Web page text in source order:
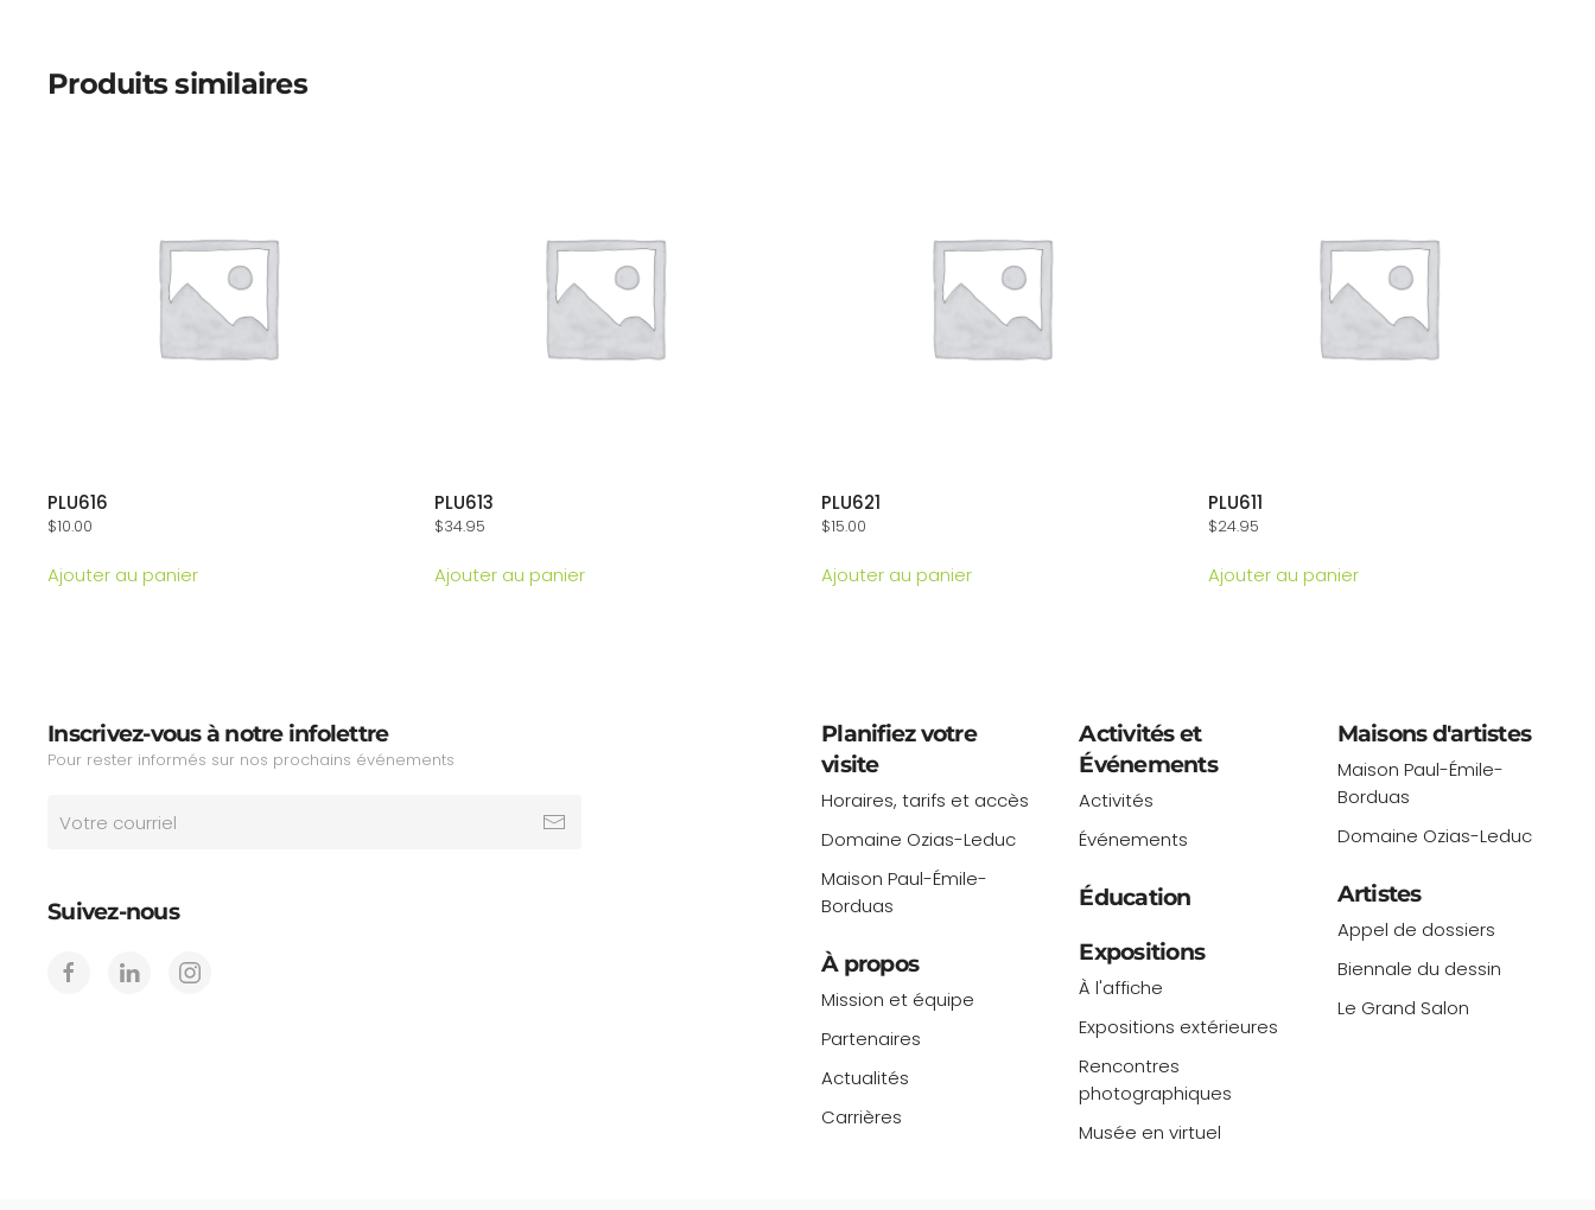
Produits similaires
PLU616
$10.00
Ajouter au panier
PLU613
$34.95
Ajouter au panier
PLU621
$15.00
Ajouter au panier
PLU611
$24.95
Ajouter au panier
Inscrivez-vous à notre infolettre
Pour rester informés sur nos prochains événements
Suivez-nous
Planifiez votre
visite
Horaires, tarifs et accès
Domaine Ozias-Leduc
Maison Paul-Émile-
Borduas
À propos
Mission et équipe
Partenaires
Actualités
Carrières
Activités et
Événements
Activités
Événements
Éducation
Expositions
À l'affiche
Expositions extérieures
Rencontres
photographiques
Musée en virtuel
Maisons d'artistes
Maison Paul-Émile-
Borduas
Domaine Ozias-Leduc
Artistes
Appel de dossiers
Biennale du dessin
Le Grand Salon